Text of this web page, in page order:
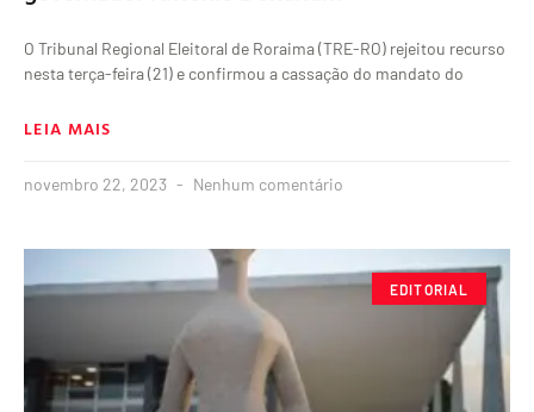
O Tribunal Regional Eleitoral de Roraima (TRE-RO) rejeitou recurso
nesta terça-feira (21) e confirmou a cassação do mandato do
LEIA MAIS
novembro 22, 2023 Nenhum comentário
EDITORIAL